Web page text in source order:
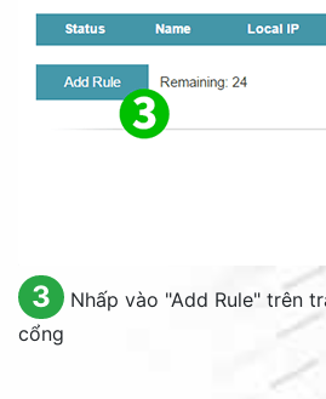
3 Nhấp vào "Add Rule" trên
cổng